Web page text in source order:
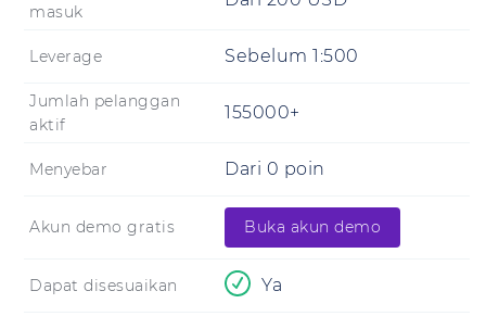
masuk
Leverage Sebelum 1:500
Jumlah pelanggan
aktif
155000+
Menyebar Dari 0 poin
Akun demo gratis Buka akun demo
Dapat disesuaikan Ya